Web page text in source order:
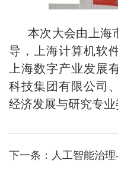
本次大会由上海
导，上海计算机软
上海数字产业发展
科技集团有限公司
经济发展与研究专
下一条： 人工智能治